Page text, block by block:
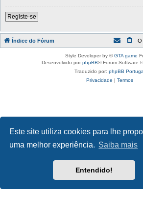
Este site utiliza cookies para lhe
uma melhor experiência. Saiba mais
Entendido!
Registe-se
Índice do Fórum O
Style Developer by ©GTA game
Desenvolvido porphpBB® Forum Software
Traduzido por: phpBB
Privacidade | Termos